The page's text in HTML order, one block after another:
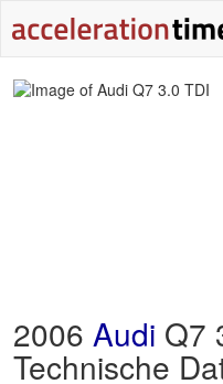
2006 Audi Q7
Technische